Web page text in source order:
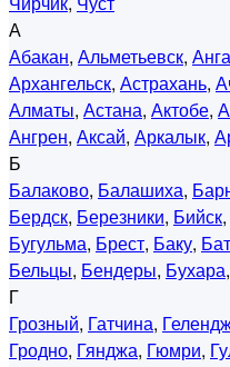
А
Абакан, Альметьевск,
Архангельск, Астрахань,
Алматы, Астана, Актобе,
Ангрен, Аксай, Аркалык,
Б
Балаково, Балашиха,
Бердск, Березники, Бийск,
Бугульма, Брест, Баку,
Бельцы, Бендеры, Бухара,
Г
Грозный, Гатчина,
Гродно, Гянджа, Гюмри,